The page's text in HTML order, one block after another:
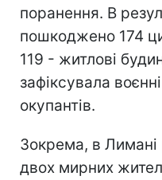
поранення. В
пошкоджено 174
119 - житлові
зафіксувала
окупантів.
Зокрема, в Лимані
двох мирних